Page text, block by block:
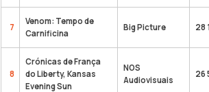
7
Venom: Tempo de
Carnificina
Big Picture 28
8
Crónicas de França
do Liberty, Kansas
Evening Sun
NOS
Audiovisuais
26